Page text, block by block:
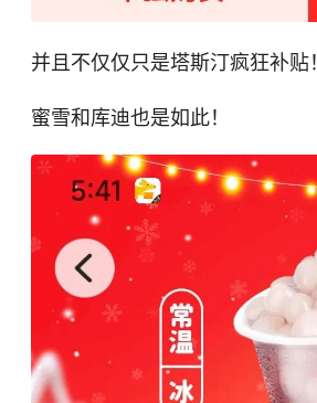
并且不仅仅只是塔斯汀疯狂补贴！
蜜雪和库迪也是如此！